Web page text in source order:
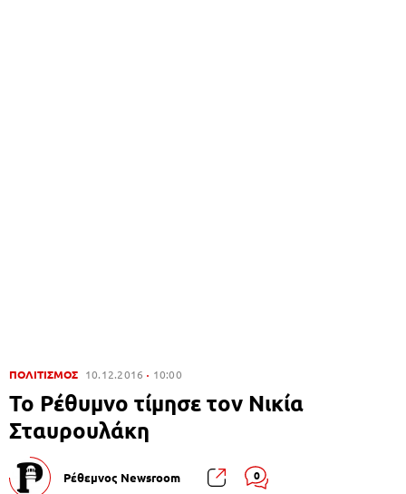
ΠΟΛΙΤΙΣΜΟΣ 10.12.2016 10:00
Το Ρέθυμνο τίμησε τον Νικία
Σταυρουλάκη
Ρέθεμνος Newsroom 0